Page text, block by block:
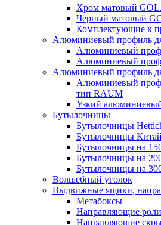
Хром матовый
Черный матовый
Комплектующие к
Алюминиевый профиль
Алюминиевый
Алюминиевый
Алюминиевый профиль
Алюминиевый
тип RAUM
Узкий
Бутылочницы
Бутылочницы
Бутылочницы Китай
Бутылочницы на
Бутылочницы на
Бутылочницы на
Волшебный уголок
Выдвижные ящики,
Метабоксы
Направляющие
Направляющие